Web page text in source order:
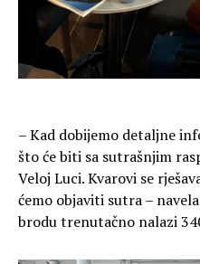
– Kad dobijemo detaljne
što će biti sa sutrašnjim
Veloj Luci. Kvarovi se
ćemo objaviti sutra –
brodu trenutačno nalazi